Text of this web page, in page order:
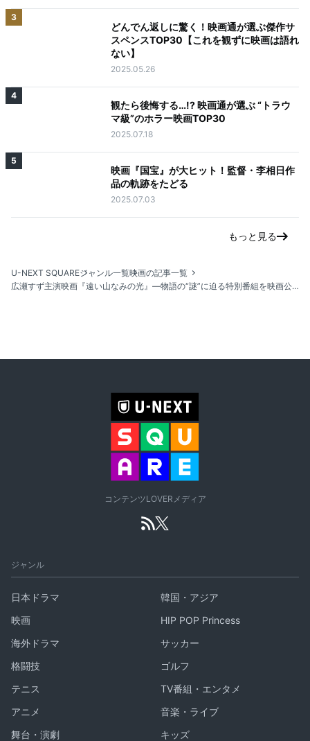
3
どんでん返しに驚く！映画通が選ぶ傑作サ
スペンスTOP30【これを観ずに映画は語れ
ない】
2025.05.26
4
観たら後悔する…!? 映画通が選ぶ “トラウ
マ級”のホラー映画TOP30
2025.07.18
5
映画『国宝』が大ヒット！監督・李相日作
品の軌跡をたどる
2025.07.03
もっと見る
U-NEXT SQUAREジャンル一覧映画の記事一覧
広瀬すず主演映画『遠い山なみの光』―物語の“謎”に迫る特別番組を映画公開に先駆けU-NEXT独占配信開始！ナレーションは松下洸平＆吉田羊が担当
コンテンツLOVERメディア
ジャンル
日本ドラマ
韓国・アジア
映画
HIP POP Princess
海外ドラマ
サッカー
格闘技
ゴルフ
テニス
TV番組・エンタメ
アニメ
音楽・ライブ
舞台・演劇
キッズ